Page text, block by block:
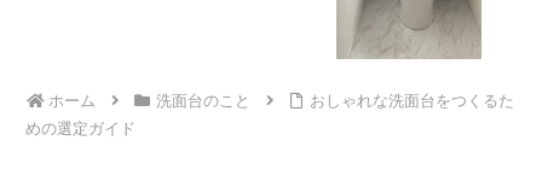
ホーム 洗面台のこと
おしゃれな洗面台をつくるた
めの選定ガイド